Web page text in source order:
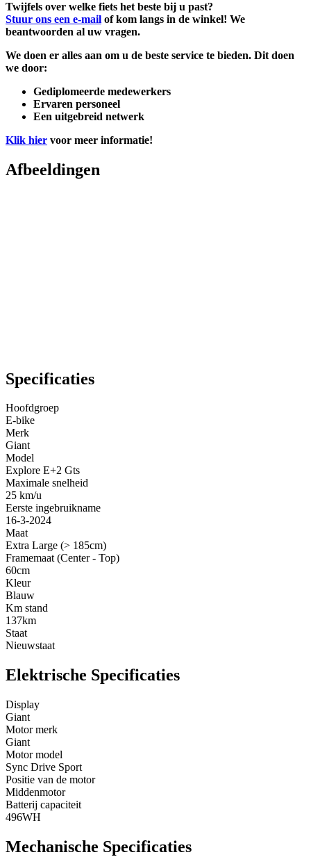
Twijfels over welke fiets het beste bij u past?
Stuur ons een e-mail of kom langs in de winkel! We
beantwoorden al uw vragen.
We doen er alles aan om u de beste service te bieden. Dit doen
we door:
Gediplomeerde medewerkers
Ervaren personeel
Een uitgebreid netwerk
Klik hier voor meer informatie!
Afbeeldingen
Specificaties
Hoofdgroep
E-bike
Merk
Giant
Model
Explore E+2 Gts
Maximale snelheid
25 km/u
Eerste ingebruikname
16-3-2024
Maat
Extra Large (> 185cm)
Framemaat (Center - Top)
60cm
Kleur
Blauw
Km stand
137km
Staat
Nieuwstaat
Elektrische Specificaties
Display
Giant
Motor merk
Giant
Motor model
Sync Drive Sport
Positie van de motor
Middenmotor
Batterij capaciteit
496WH
Mechanische Specificaties